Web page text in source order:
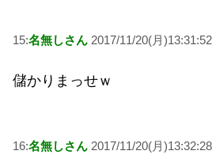
15:名無しさん 2017/11/20(月)13:31:52
儲かりまっせｗ
16:名無しさん 2017/11/20(月